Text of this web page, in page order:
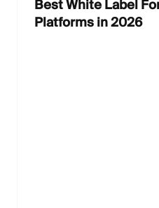
Best White Label
Platforms in 2026